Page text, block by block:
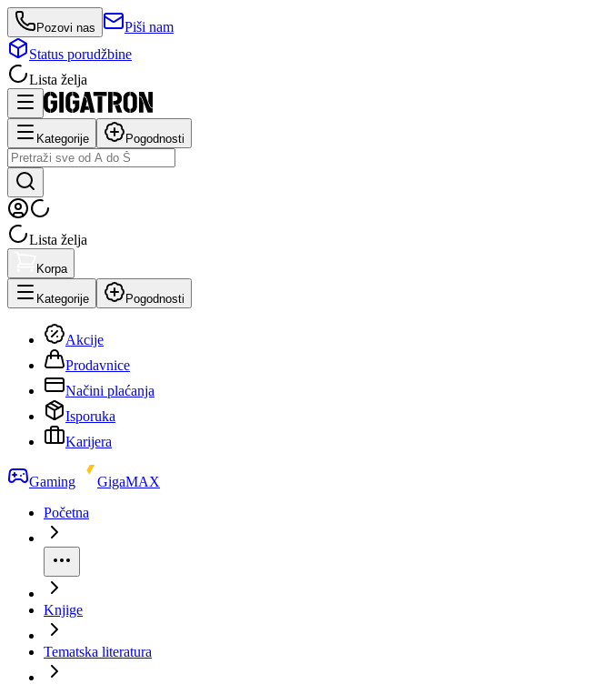
Pozovi nas
Piši nam
Status porudžbine
Lista želja
Kategorije Pogodnosti
Lista želja
Korpa
Kategorije Pogodnosti
Akcije
Prodavnice
Načini plaćanja
Isporuka
Karijera
Gaming
GigaMAX
Početna
Knjige
Tematska literatura